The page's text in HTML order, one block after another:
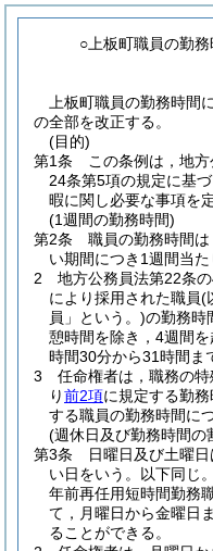
○上板町職員の勤
上板町職員の勤務時間
の全部を改正する。
(目的)
第1条
この条例は，地
24条第5項の規定に基
暇に関し必要な事項を
(1週間の勤務時間)
第2条
職員の勤務時間
い期間につき1週間当た
2
地方公務員法第22条
により採用された職員(
員」という。)の勤務時
憩時間を除き，4週間
時間30分から31時間ま
3
任命権者は，職務の
り前2項に規定する勤
する職員の勤務時間に
(週休日及び勤務時間の
第3条
日曜日及び土曜
い日をいう。以下同じ
年前再任用短時間勤務
て，月曜日から金曜日
ることができる。